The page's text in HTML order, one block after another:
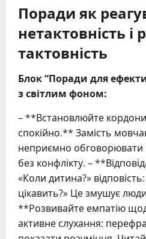
Поради як
нетактовність і
тактовність
Блок “Поради для
з світлим фоном:
– **Встановлюйте кордони
спокійно.** Замість
неприємно
без конфлікту. –
«Коли дитина?»
цікавить?» Це змушує
**Розвивайте емпатію
активне слухання: